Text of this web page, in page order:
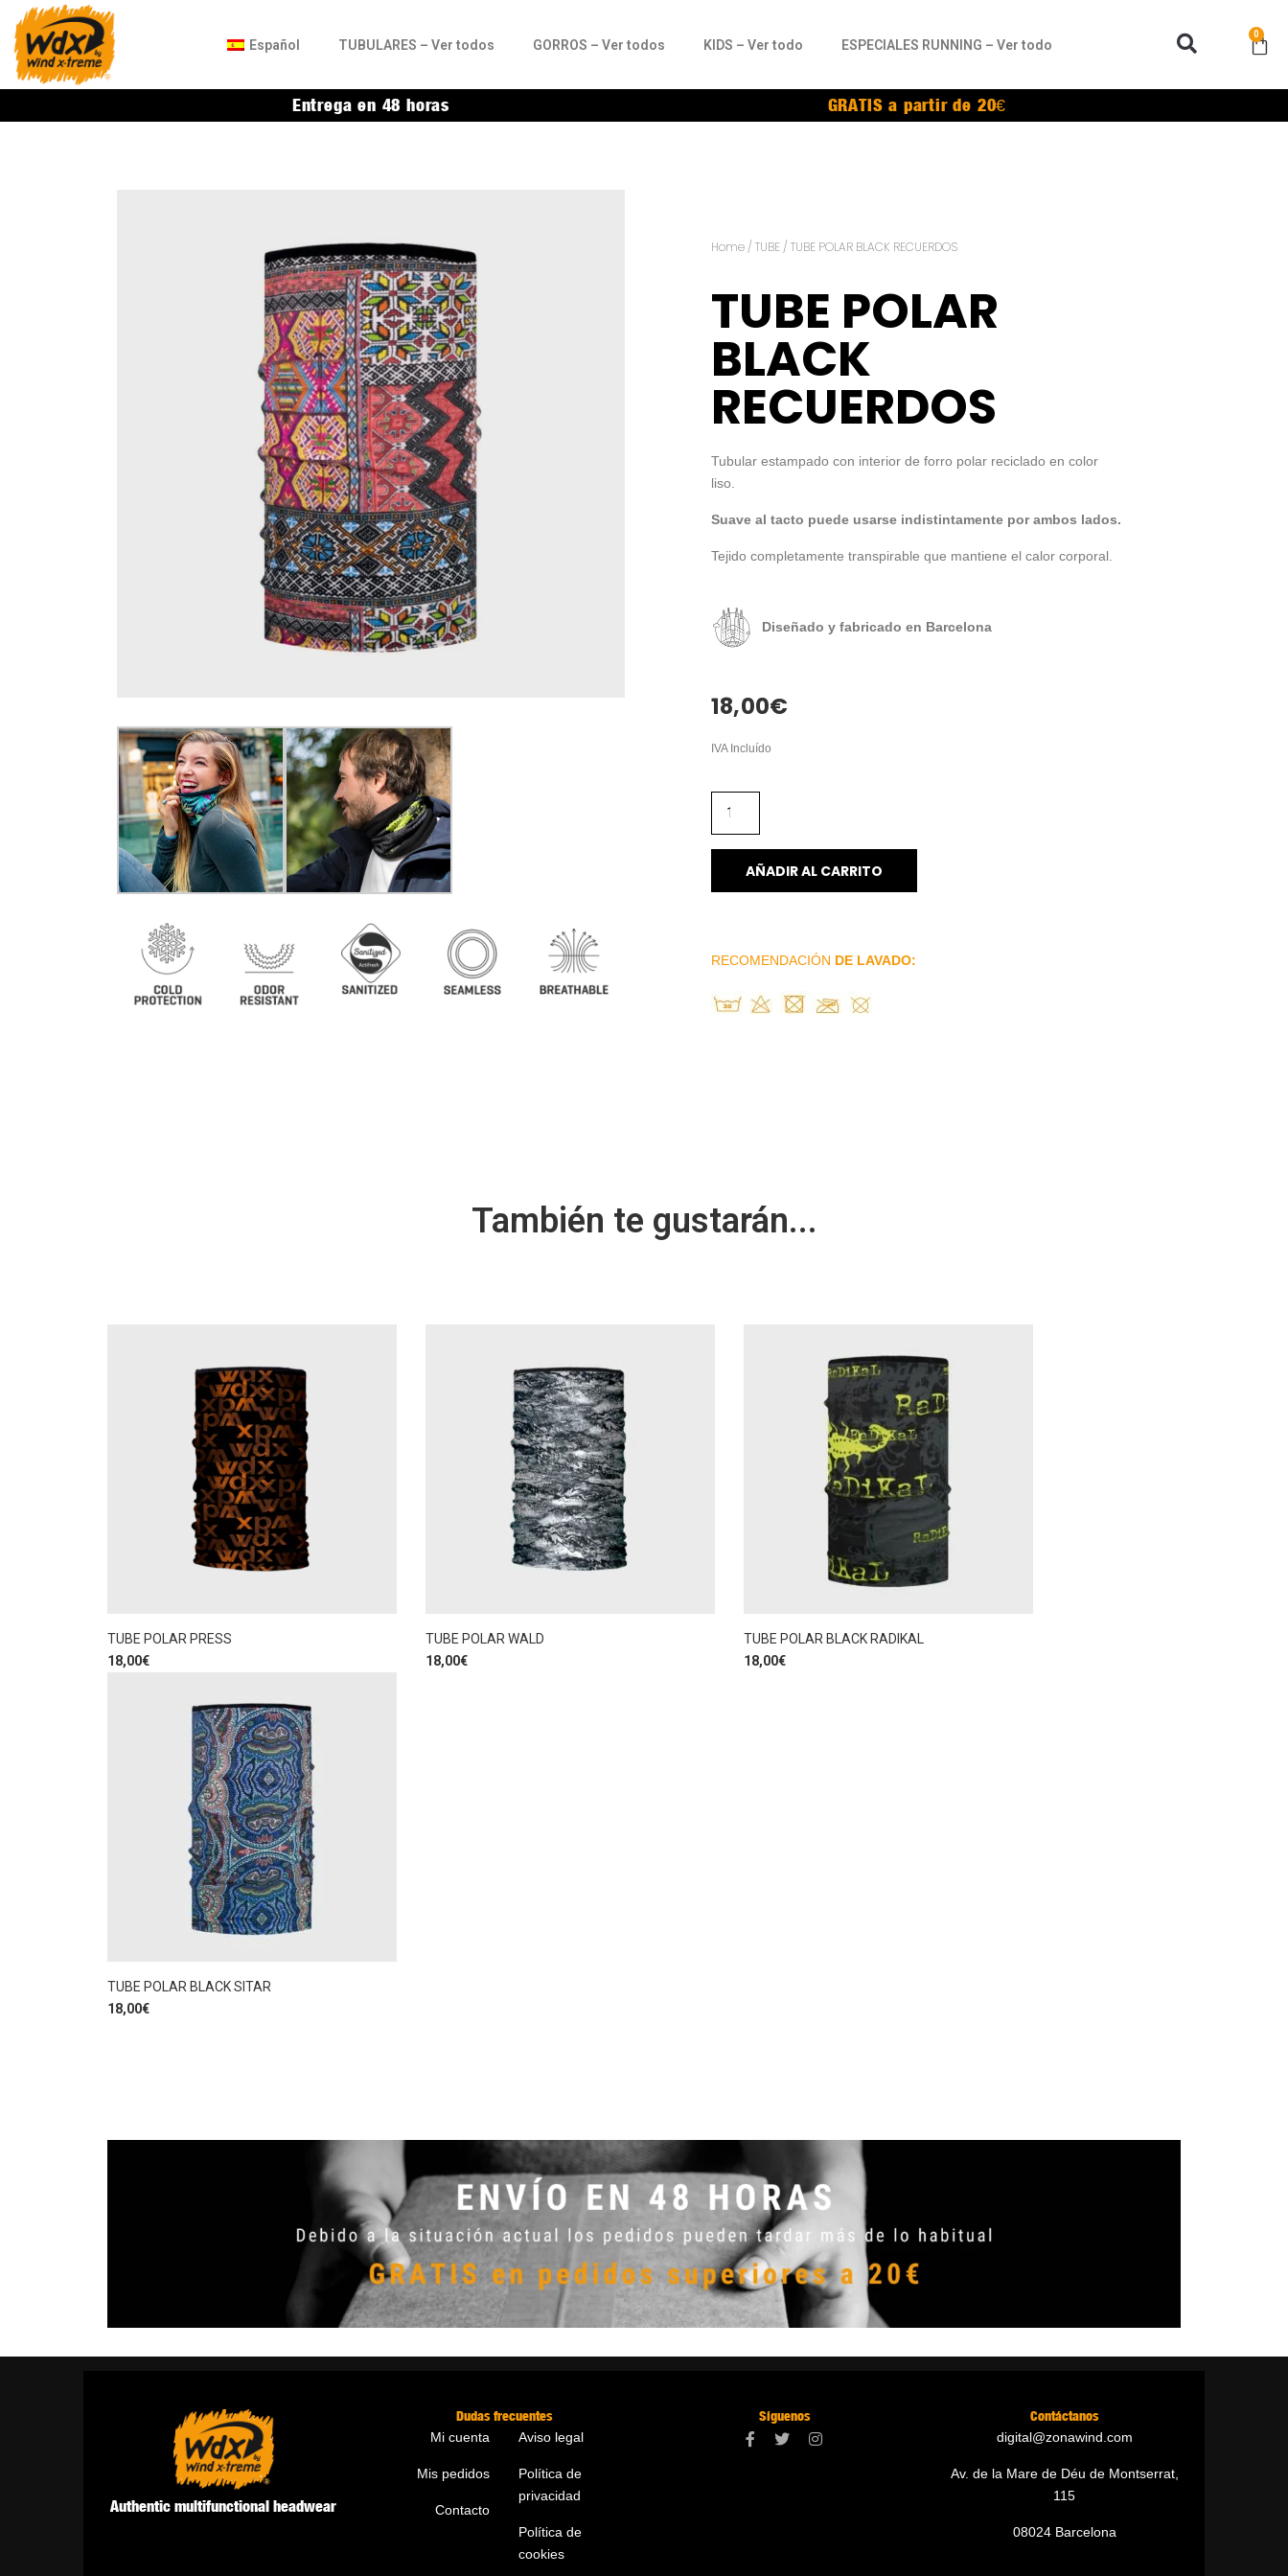
Español TUBULARES – Ver todos GORROS – Ver todos KIDS – Ver todo ESPECIALES RUNNING – Ver todo
0
Entrega en 48 horas GRATIS a partir de 20€
Home / TUBE / TUBE POLAR BLACK RECUERDOS
TUBE POLAR
BLACK
RECUERDOS
Tubular estampado con interior de forro polar reciclado en color
liso.
Suave al tacto puede usarse indistintamente por ambos lados.
Tejido completamente transpirable que mantiene el calor corporal.
Diseñado y fabricado en Barcelona
18,00€
IVA Incluído
AÑADIR AL CARRITO
RECOMENDACIÓN DE LAVADO:
También te gustarán...
TUBE POLAR PRESS
18,00€
TUBE POLAR WALD
18,00€
TUBE POLAR BLACK RADIKAL
18,00€
TUBE POLAR BLACK SITAR
18,00€
Authentic multifunctional headwear
Dudas frecuentes
Mi cuenta
Mis pedidos
Contacto
Aviso legal
Política de
privacidad
Política de
cookies
Síguenos Contáctanos
digital@zonawind.com
Av. de la Mare de Déu de Montserrat,
115
08024 Barcelona